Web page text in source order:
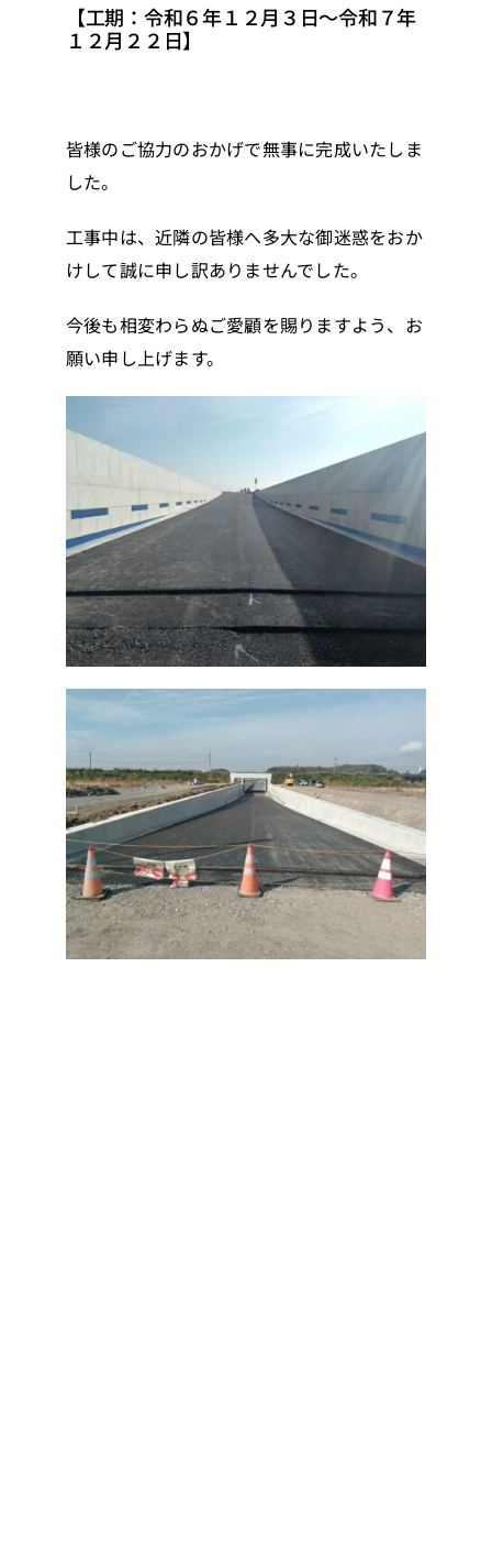
【工期：令和６年１２月３日～令和７年
１２月２２日】
皆様のご協力のおかげで無事に完成いたしま
した。
工事中は、近隣の皆様へ多大な御迷惑をおか
けして誠に申し訳ありませんでした。
今後も相変わらぬご愛顧を賜りますよう、お
願い申し上げます。